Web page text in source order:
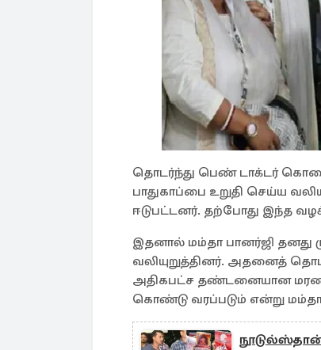
தொடர்ந்து பெண் டாக்டர்
பாதுகாப்பை உறுதி செய்ய
ஈடுபட்டனர். தற்போது இந்த
இதனால் மம்தா பானர்ஜி தனது
வலியுறுத்தினர். அதனைத்
அதிகபட்ச தண்டனையான மரண
கொண்டு வரப்படும் என்று